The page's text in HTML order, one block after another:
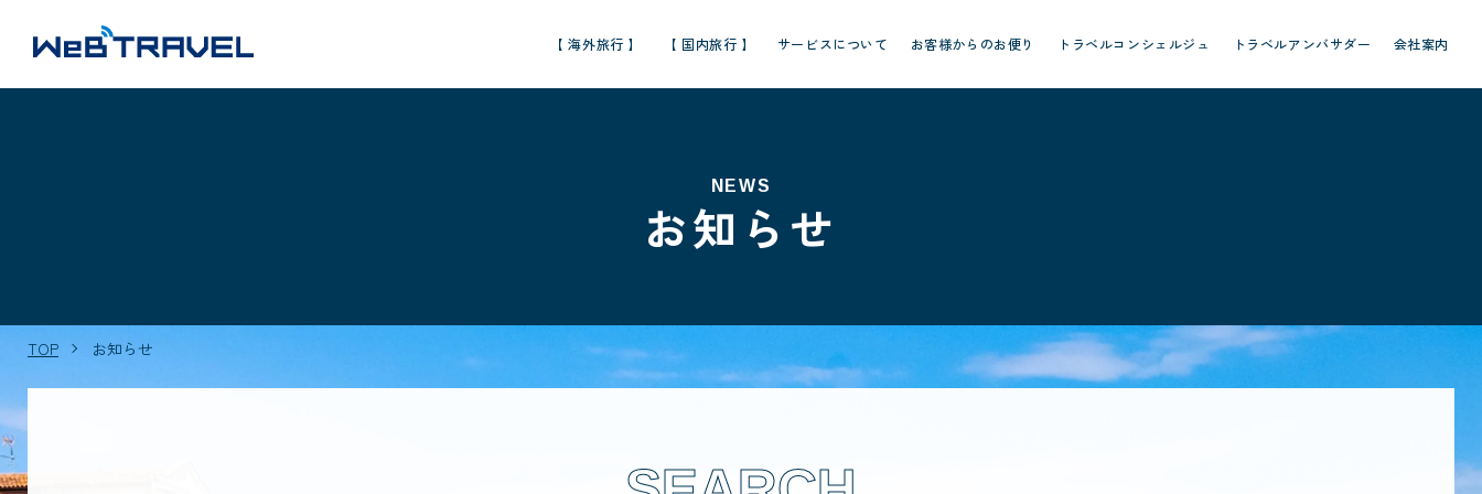
【 海外旅行 】 【 国内旅行 】 サービスについて お客様からのお便り トラベルコンシェルジュ トラベルアンバサダー 会社案内
NEWS
お知らせ
TOP お知らせ